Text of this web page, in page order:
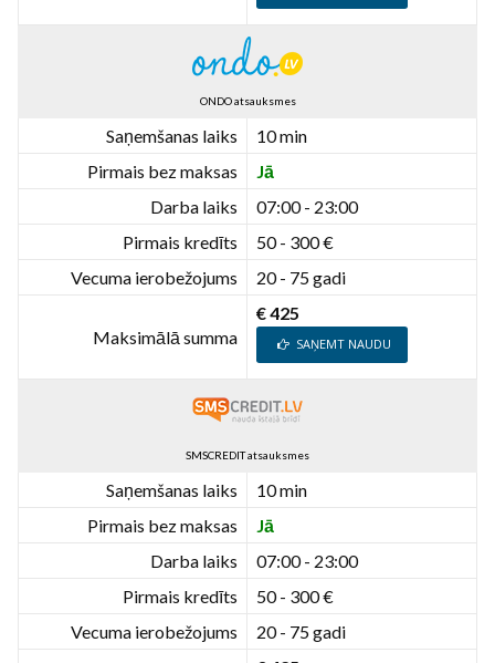
ONDO atsauksmes
Saņemšanas laiks
10 min
Pirmais bez maksas
Jā
Darba laiks
07:00 - 23:00
Pirmais kredīts
50 - 300 €
Vecuma ierobežojums
20 - 75 gadi
Maksimālā summa
€ 425
SAŅEMT NAUDU
SMSCREDIT atsauksmes
Saņemšanas laiks
10 min
Pirmais bez maksas
Jā
Darba laiks
07:00 - 23:00
Pirmais kredīts
50 - 300 €
Vecuma ierobežojums
20 - 75 gadi